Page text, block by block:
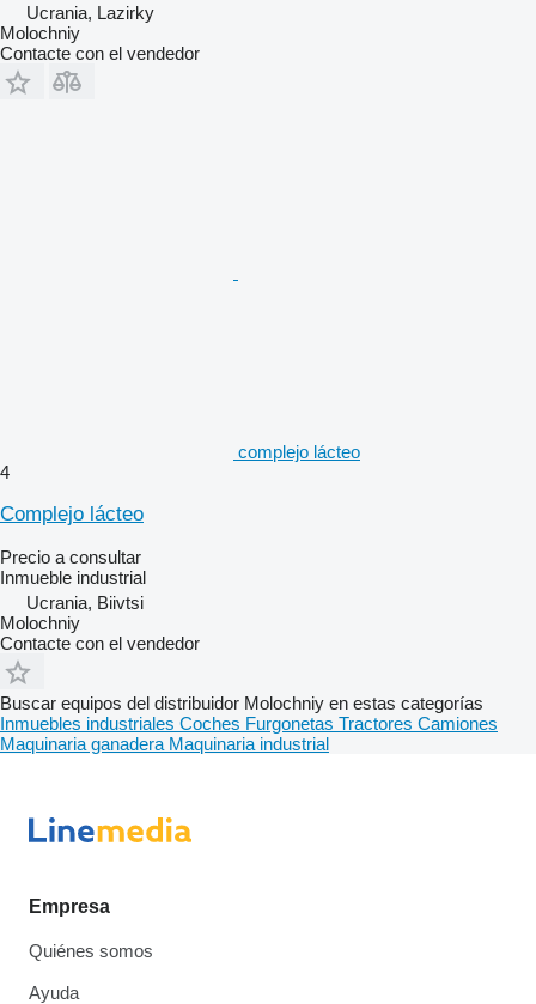
Ucrania, Lazirky
Molochniy
Contacte con el vendedor
complejo lácteo
4
Complejo lácteo
Precio a consultar
Inmueble industrial
Ucrania, Biivtsi
Molochniy
Contacte con el vendedor
Buscar equipos del distribuidor Molochniy en estas categorías
Inmuebles industriales Coches Furgonetas Tractores Camiones
Maquinaria ganadera Maquinaria industrial
Empresa
Quiénes somos
Ayuda